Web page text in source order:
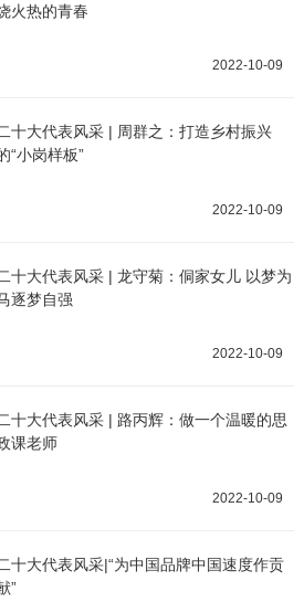
火热的青春
2022-10-09
十大代表风采 | 周群之：打造乡村振兴
“小岗样板”
2022-10-09
十大代表风采 | 龙守菊：侗家女儿 以梦为
逐梦自强
2022-10-09
十大代表风采 | 路丙辉：做一个温暖的思
课老师
2022-10-09
十大代表风采|“为中国品牌中国速度作贡
”